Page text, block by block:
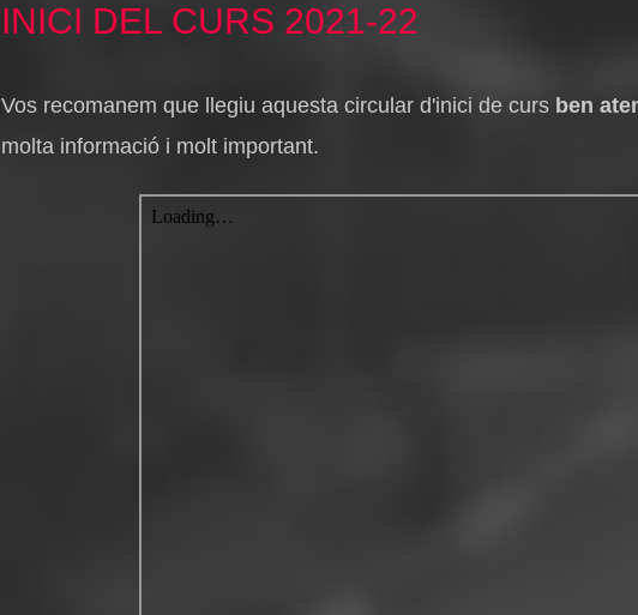
INICI DEL CURS 2021-22
Vos recomanem que llegiu aquesta circular d'inici de curs ben
molta informació i molt important.